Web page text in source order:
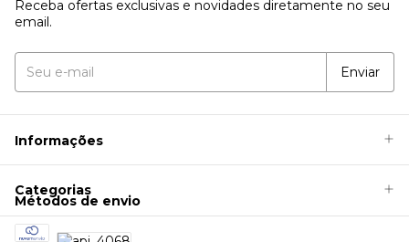
Receba ofertas exclusivas e novidades diretamente no seu
email.
Informações
Categorias
Métodos de envio